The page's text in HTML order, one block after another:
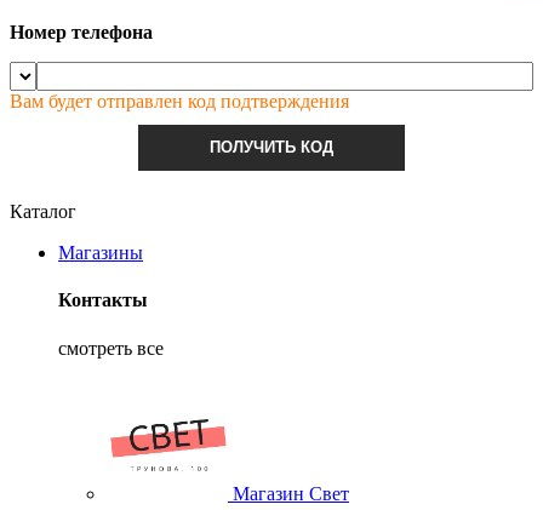
Номер телефона
Вам будет отправлен код подтверждения
ПОЛУЧИТЬ КОД
Каталог
Магазины
Контакты
смотреть все
Магазин Свет